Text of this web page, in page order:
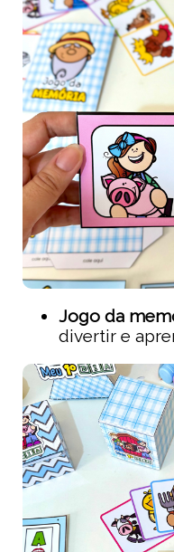
Jogo da
divertir e